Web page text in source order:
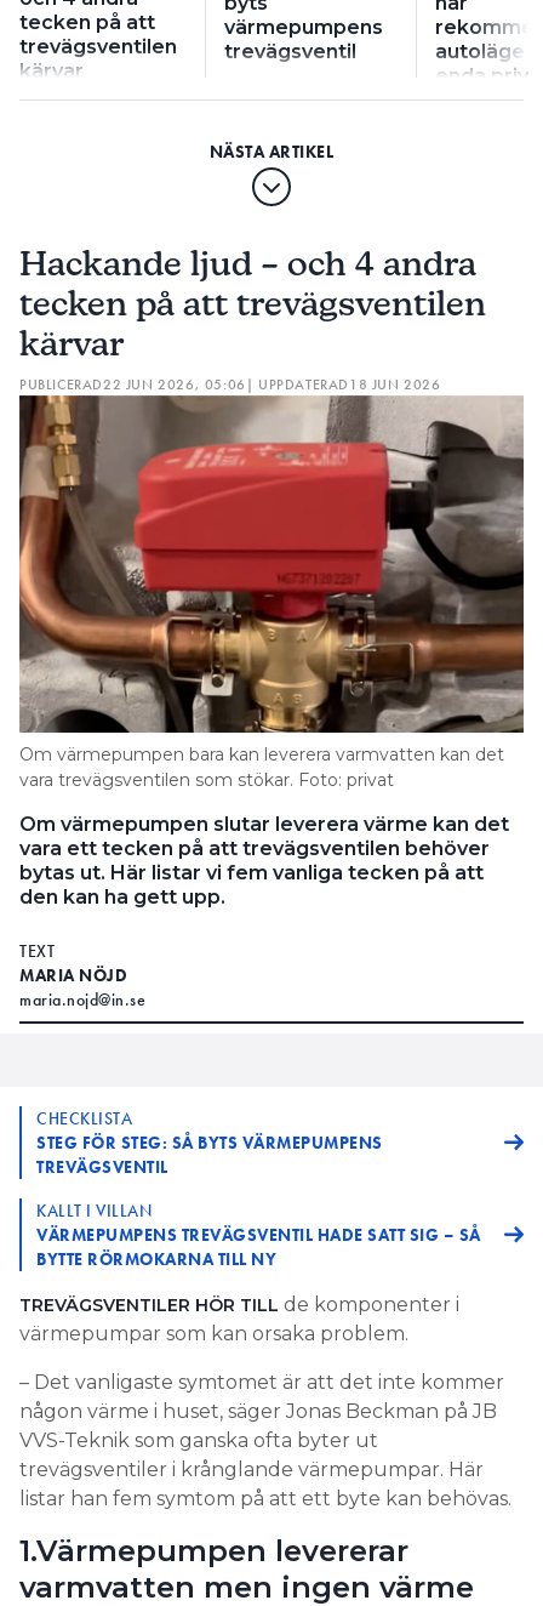
tecken på att
trevägsventilen
kärvar
värmepumpens
trevägsventil
autoläge
enda
Hackande ljud – och 4 andra
tecken på att trevägsventilen
kärvar
PUBLICERAD22 JUN 2026, 05:06 | UPPDATERAD 18 JUN 2026
Om värmepumpen bara kan leverera varmvatten kan det
vara trevägsventilen som stökar. Foto: privat
Om värmepumpen slutar leverera värme kan det
vara ett tecken på att trevägsventilen behöver
bytas ut. Här listar vi fem vanliga tecken på att
den kan ha gett upp.
TEXT
MARIA NÖJD
maria.nojd@in.se
CHECKLISTA
STEG FÖR STEG: SÅ BYTS VÄRMEPUMPENS
TREVÄGSVENTIL
KALLT I VILLAN
VÄRMEPUMPENS TREVÄGSVENTIL HADE SATT SIG – SÅ
BYTTE RÖRMOKARNA TILL NY
TREVÄGSVENTILER HÖR TILL de komponenter i
värmepumpar som kan orsaka problem.
– Det vanligaste symtomet är att det inte kommer
någon värme i huset, säger Jonas Beckman på JB
VVS-Teknik som ganska ofta byter ut
trevägsventiler i krånglande värmepumpar. Här
listar han fem symtom på att ett byte kan behövas.
1.Värmepumpen levererar
varmvatten men ingen värme